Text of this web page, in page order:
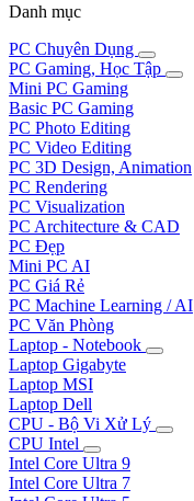
Danh mục
PC Chuyên Dụng
PC Gaming, Học Tập
Mini PC Gaming
Basic PC Gaming
PC Photo Editing
PC Video Editing
PC 3D Design, Animation
PC Rendering
PC Visualization
PC Architecture & CAD
PC Đẹp
Mini PC AI
PC Giá Rẻ
PC Machine Learning / AI
PC Văn Phòng
Laptop - Notebook
Laptop Gigabyte
Laptop MSI
Laptop Dell
CPU - Bộ Vi Xử Lý
CPU Intel
Intel Core Ultra 9
Intel Core Ultra 7